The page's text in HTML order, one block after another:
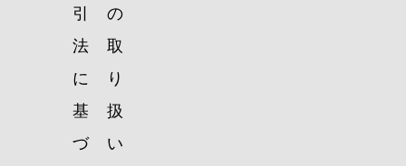
引
法
に
基
づ
の
取
り
扱
い